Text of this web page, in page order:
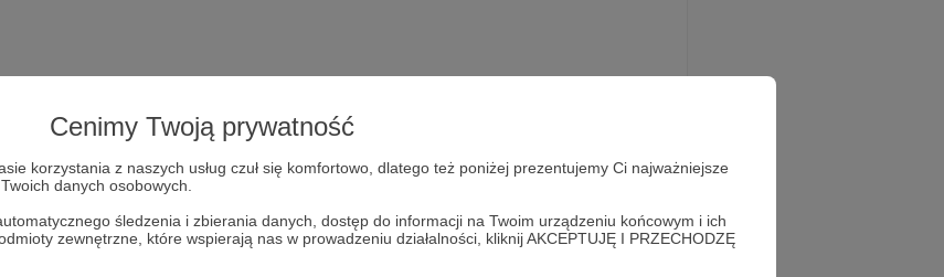
Cenimy Twoją prywatność
korzystania z naszych usług czuł się komfortowo, dlatego też poniżej prezentujemy Ci najważniejsze
danych osobowych.
śledzenia i zbierania danych, dostęp do informacji na Twoim urządzeniu końcowym i ich
zewnętrzne, które wspierają nas w prowadzeniu działalności, kliknij AKCEPTUJĘ I PRZECHODZĘ
kanał na YouTube. To także tytuł zamieszczanych tam
zrodziło się wokół niego coś więcej. Spotkania w realu, dyskusje,
które zaczniemy wydawać - gdy tylko zapewnimy tej inicjatywie
A dlaczego nie filmy dokumentalne? Patroni kanału będą mieli
zresztą o nich jako o patronach, lecz jako przyjaciołach tej inicjatywy.